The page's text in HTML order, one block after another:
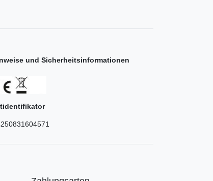
und Sicherheitsinformationen